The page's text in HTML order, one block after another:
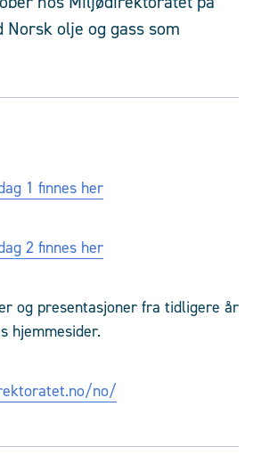
Norsk olje og gass som
1 finnes her
2 finnes her
og presentasjoner fra tidligere år
hjemmesider.
no/